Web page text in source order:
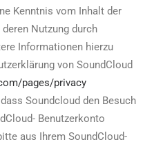
Kenntnis vom Inhalt der
Nutzung durch
Informationen hierzu
von SoundCloud
pages/privacy
Soundcloud den Besuch
Benutzerkonto
aus Ihrem SoundCloud-